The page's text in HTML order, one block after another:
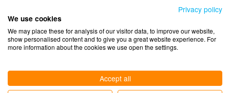
Privacy policy
We use cookies
We may place these for analysis of our visitor data, to improve our website,
show personalised content and to give you a great website experience. For
more information about the cookies we use open the settings.
Accept all